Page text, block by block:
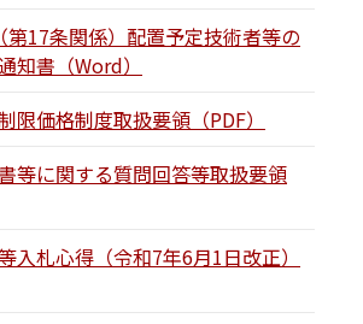
第17条関係）配置予定技術者等の
知書（Word）
限価格制度取扱要領（PDF）
等に関する質問回答等取扱要領
入札心得（令和7年6月1日改正）